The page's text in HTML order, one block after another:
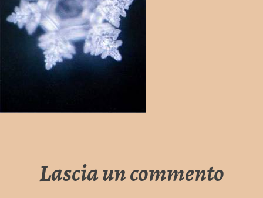
Lascia un commento